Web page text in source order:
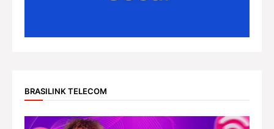
BRASILINK TELECOM